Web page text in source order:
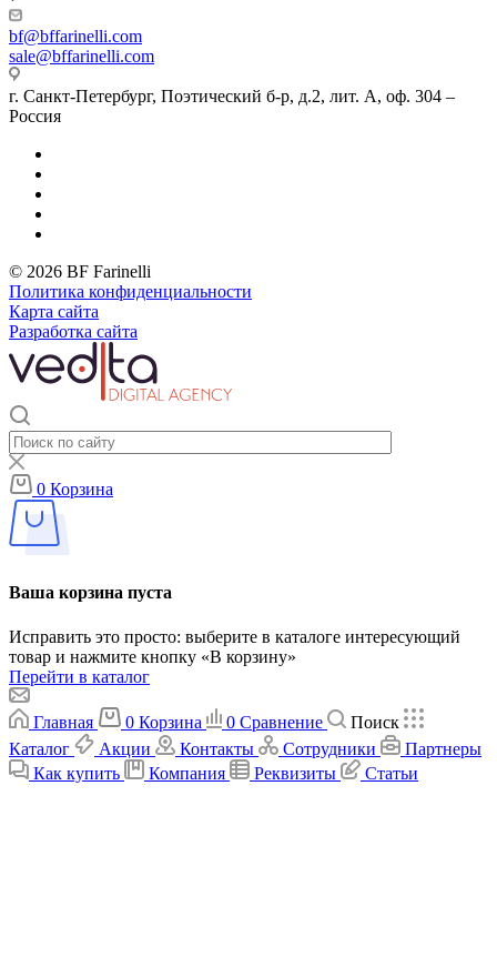
bf@bffarinelli.com
sale@bffarinelli.com
г. Санкт-Петербург, Поэтический б-р, д.2, лит. А, оф. 304 –
Россия
© 2026 BF Farinelli
Политика конфиденциальности
Карта сайта
Разработка сайта
0 Корзина
Ваша корзина пуста
Исправить это просто: выберите в каталоге интересующий
товар и нажмите кнопку «В корзину»
Перейти в каталог
Главная 0 Корзина 0 Сравнение
Поиск
Каталог
Акции Контакты Сотрудники
Партнеры
Как купить
Компания Реквизиты Статьи